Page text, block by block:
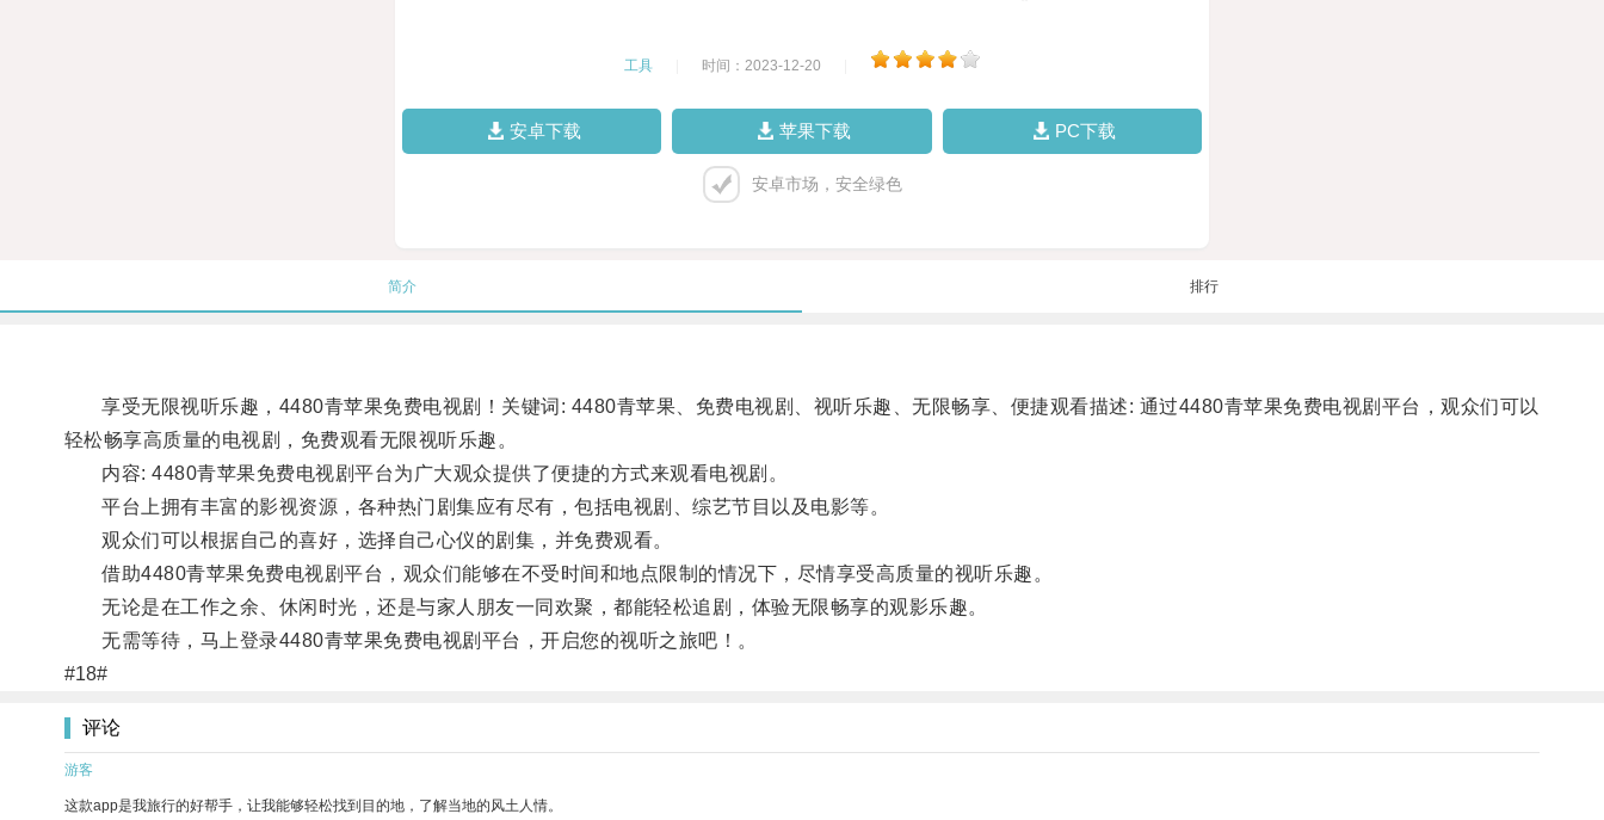
工具 时间：2023-12-20
安卓下载 苹果下载 PC下载
安卓市场，安全绿色
简介 排行
享受无限视听乐趣，4480青苹果免费电视剧！关键词: 4480青苹果、免费电视剧、视听乐趣、无限畅享、便捷观看描述: 通过4480青苹果免费电视剧平台，观众们可以
轻松畅享高质量的电视剧，免费观看无限视听乐趣。
内容: 4480青苹果免费电视剧平台为广大观众提供了便捷的方式来观看电视剧。
平台上拥有丰富的影视资源，各种热门剧集应有尽有，包括电视剧、综艺节目以及电影等。
观众们可以根据自己的喜好，选择自己心仪的剧集，并免费观看。
借助4480青苹果免费电视剧平台，观众们能够在不受时间和地点限制的情况下，尽情享受高质量的视听乐趣。
无论是在工作之余、休闲时光，还是与家人朋友一同欢聚，都能轻松追剧，体验无限畅享的观影乐趣。
无需等待，马上登录4480青苹果免费电视剧平台，开启您的视听之旅吧！。
#18#
评论
游客
这款app是我旅行的好帮手，让我能够轻松找到目的地，了解当地的风土人情。